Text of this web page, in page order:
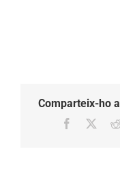
Comparteix-ho
Facebook